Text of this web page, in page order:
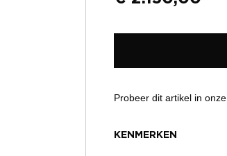
Probeer dit artikel in onze
KENMERKEN